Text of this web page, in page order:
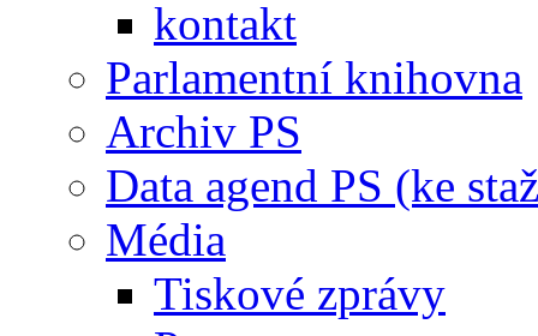
kontakt
Parlamentní knihovna
Archiv PS
Data agend PS (ke
Média
Tiskové zprávy